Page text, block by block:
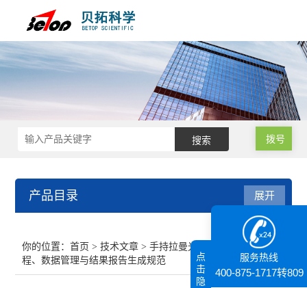
拨号
产品目录
纳米粒度仪
展开
你的位置：首页 >技术文章 > 手持拉曼光谱仪的操作流
程、数据管理与结果报告生成规范
服务热线
400-875-1717转809
点
击
隐